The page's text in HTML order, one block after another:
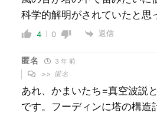
科学的解明がされていたと思
4 0 返信
匿名 3 年 前
>> 匿名
あれ、かまいたち=真空波説
です。フーディンに塔の構造